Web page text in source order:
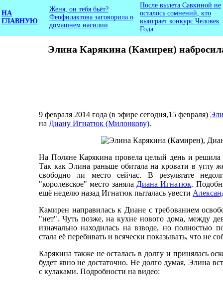
Элина Карякина (Камирен)
НА
ГЛАВНУЮ
Женя, он тебя бьёт?
Феофилактова заговорила о
домашнем насилии
После вылета Савкиной не
осталось сомнений, кто
выиграет конкурс Человек
Года
9 февраля 2014 года (в эфире сегодня,15 февраля)
на Диану Игнатюк (Милонкову).
На Поляне Карякина провела целый день и решила
Так как Элина раньше обитала на кровати в углу
свободно ли место сейчас. В результате
"королевское" место заняла Диана Игнатюк.
ещё неделю назад Игнатюк пыталась увести
Камирен направилась к Диане с требованием
"нет". Чуть позже, на кухне нового дома, между
изначально находилась на взводе, но полностью
стала её перебивать и всячески показывать, что не
Карякина также не осталась в долгу и принялась
будет явно не достаточно. Не долго думая, Элина
с кулаками. Подробности на видео: